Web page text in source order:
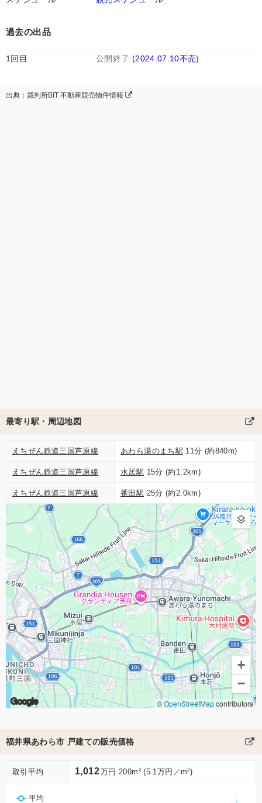
過去の出品
1回目 公開終了 (2024.07.10不売)
出典：裁判所BIT 不動産競売物件情報
最寄り駅・周辺地図
えちぜん鉄道三国芦原線 あわら湯のまち駅 11分 (約840m)
えちぜん鉄道三国芦原線 水居駅 15分 (約1.2km)
えちぜん鉄道三国芦原線 番田駅 25分 (約2.0km)
Google
+
−
©OpenStreetMapcontributors
福井県あわら市 戸建ての販売価格
取引平均 1,012万円 200m² (5.1万円／m²)
平均